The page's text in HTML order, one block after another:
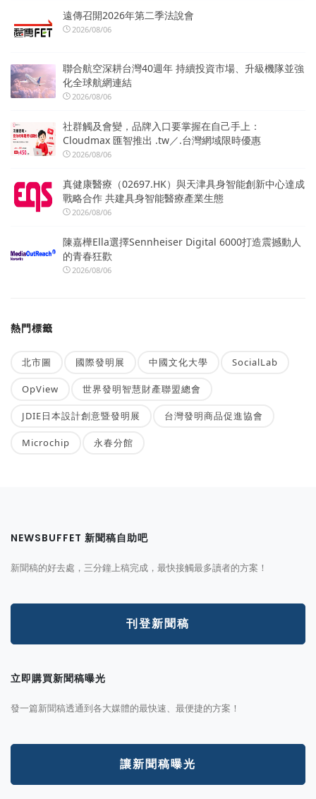
遠傳召開2026年第二季法說會
2026/08/06
聯合航空深耕台灣40週年 持續投資市場、升級機隊並強
化全球航網連結
2026/08/06
社群觸及會變，品牌入口要掌握在自己手上：
Cloudmax 匯智推出 .tw／.台灣網域限時優惠
2026/08/06
真健康醫療（02697.HK）與天津具身智能創新中心達成
戰略合作 共建具身智能醫療產業生態
2026/08/06
陳嘉樺Ella選擇Sennheiser Digital 6000打造震撼動人
的青春狂歡
2026/08/06
熱門標籤
北市圖 國際發明展 中國文化大學 SocialLab
OpView 世界發明智慧財產聯盟總會
JDIE日本設計創意暨發明展 台灣發明商品促進協會
Microchip 永春分館
NEWSBUFFET 新聞稿自助吧
新聞稿的好去處，三分鐘上稿完成，最快接觸最多讀者的方案！
刊登新聞稿
立即購買新聞稿曝光
發一篇新聞稿透通到各大媒體的最快速、最便捷的方案！
讓新聞稿曝光